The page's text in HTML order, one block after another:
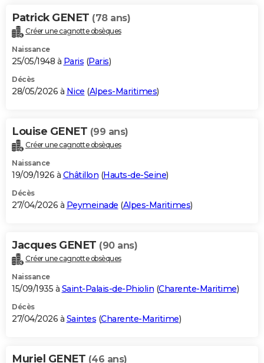
Patrick GENET (78 ans)
Créer une cagnotte obsèques
Naissance
25/05/1948 à Paris (Paris)
Décès
28/05/2026 à Nice (Alpes-Maritimes)
Louise GENET (99 ans)
Créer une cagnotte obsèques
Naissance
19/09/1926 à Châtillon (Hauts-de-Seine)
Décès
27/04/2026 à Peymeinade (Alpes-Maritimes)
Jacques GENET (90 ans)
Créer une cagnotte obsèques
Naissance
15/09/1935 à Saint-Palais-de-Phiolin (Charente-Maritime)
Décès
27/04/2026 à Saintes (Charente-Maritime)
Muriel GENET (46 ans)